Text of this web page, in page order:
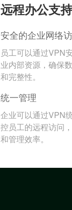
远程办公支持
安全的企业网络
员工可以通过VPN
业内部资源，确保
和完整性。
统一管理
企业可以通过VPN
控员工的远程访问
和管理效率。